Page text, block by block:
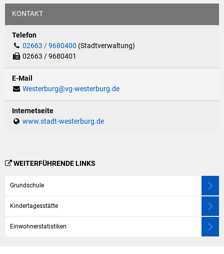
KONTAKT
Telefon
02663 / 9680400 (Stadtverwaltung)
02663 / 9680401
E-Mail
Westerburg@vg-westerburg.de
Internetseite
www.stadt-westerburg.de
WEITERFÜHRENDE LINKS
Grundschule
Kindertagesstätte
Einwohnerstatistiken